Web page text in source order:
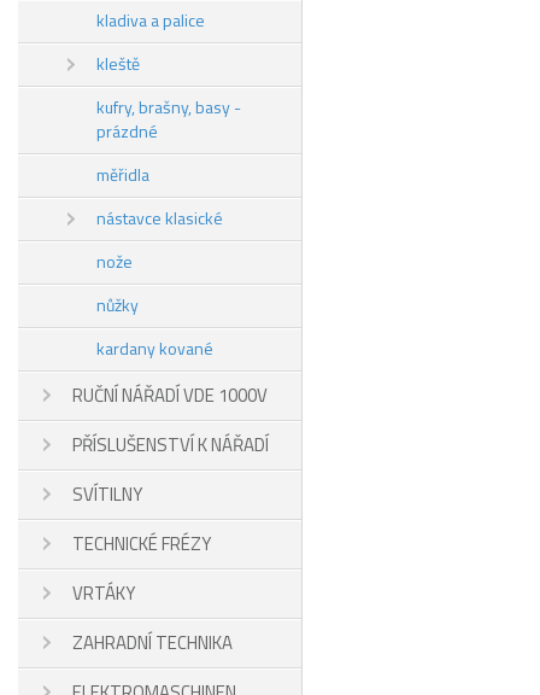
kladiva a palice
kleště
kufry, brašny, basy -
prázdné
měřidla
nástavce klasické
nože
nůžky
kardany kované
RUČNÍ NÁŘADÍ VDE 1000V
PŘÍSLUŠENSTVÍ K NÁŘADÍ
SVÍTILNY
TECHNICKÉ FRÉZY
VRTÁKY
ZAHRADNÍ TECHNIKA